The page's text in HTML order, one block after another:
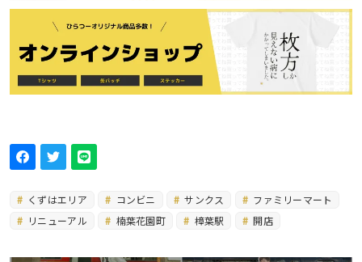
くずはエリア コンビニ サンクス
ファミリーマート
リニューアル
楠葉花園町 樟葉駅 開店